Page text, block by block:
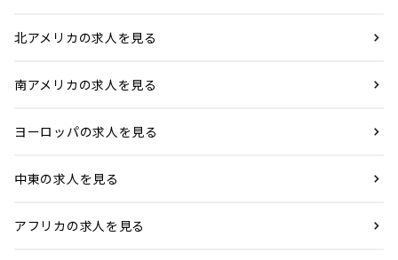
北アメリカの求人を見る
南アメリカの求人を見る
ヨーロッパの求人を見る
中東の求人を見る
アフリカの求人を見る